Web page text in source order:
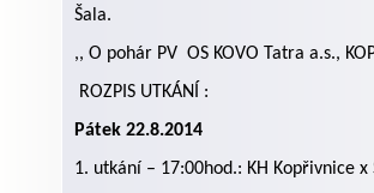
Šala.
,, O pohár PV OS KOVO Tatra a.s.,
ROZPIS UTKÁNÍ :
Pátek 22.8.2014
1. utkání – 17:00hod.: KH Kopřivnice x